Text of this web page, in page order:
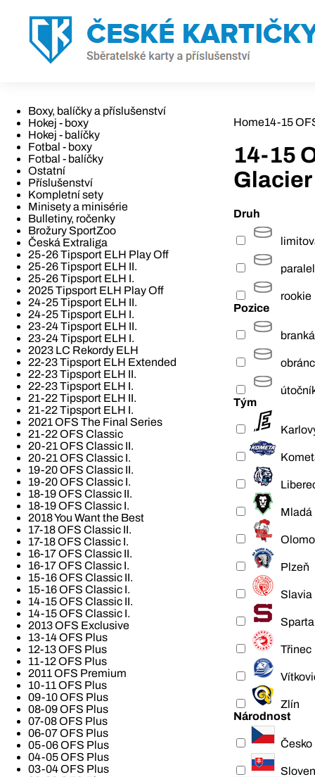
Boxy, balíčky a příslušenství
Hokej - boxy
Hokej - balíčky
Fotbal - boxy
Fotbal - balíčky
Ostatní
Příslušenství
Kompletní sety
Minisety a minisérie
Bulletiny, ročenky
Brožury SportZoo
Česká Extraliga
25-26 Tipsport ELH Play Off
25-26 Tipsport ELH II.
25-26 Tipsport ELH I.
2025 Tipsport ELH Play Off
24-25 Tipsport ELH II.
24-25 Tipsport ELH I.
23-24 Tipsport ELH II.
23-24 Tipsport ELH I.
2023 LC Rekordy ELH
22-23 Tipsport ELH Extended
22-23 Tipsport ELH II.
22-23 Tipsport ELH I.
21-22 Tipsport ELH II.
21-22 Tipsport ELH I.
2021 OFS The Final Series
21-22 OFS Classic
20-21 OFS Classic II.
20-21 OFS Classic I.
19-20 OFS Classic II.
19-20 OFS Classic I.
18-19 OFS Classic II.
18-19 OFS Classic I.
2018 You Want the Best
17-18 OFS Classic II.
17-18 OFS Classic I.
16-17 OFS Classic II.
16-17 OFS Classic I.
15-16 OFS Classic II.
15-16 OFS Classic I.
14-15 OFS Classic II.
14-15 OFS Classic I.
2013 OFS Exclusive
13-14 OFS Plus
12-13 OFS Plus
11-12 OFS Plus
2011 OFS Premium
10-11 OFS Plus
09-10 OFS Plus
08-09 OFS Plus
07-08 OFS Plus
06-07 OFS Plus
05-06 OFS Plus
04-05 OFS Plus
03-04 OFS Plus
Home14-15
14-15
Druh
rookie
Pozice
Tým
Mladá
Plzeň
Slavia
Třinec
Zlín
Národnost
Česko